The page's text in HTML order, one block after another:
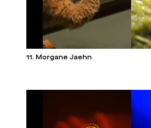
11. Morgane Jaehn